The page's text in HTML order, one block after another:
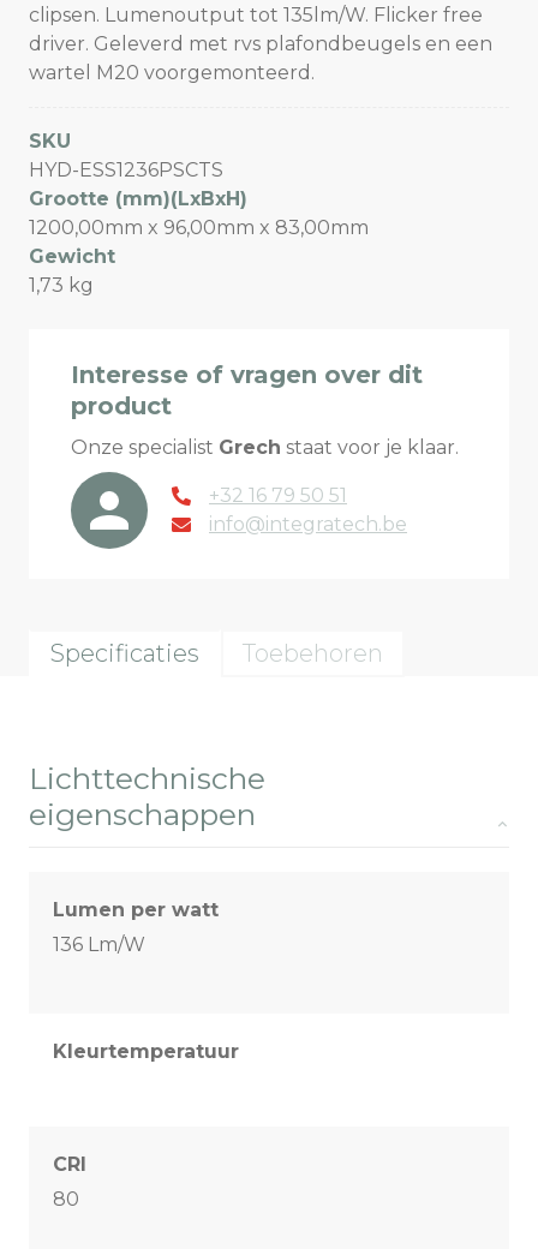
clipsen. Lumenoutput tot 135lm/W. Flicker free
driver. Geleverd met rvs plafondbeugels en een
wartel M20 voorgemonteerd.
SKU
HYD-ESS1236PSCTS
Grootte (mm)(LxBxH)
1200,00mm x 96,00mm x 83,00mm
Gewicht
1,73 kg
Interesse of vragen over dit
product
Onze specialist Grech staat voor je klaar.
+32 16 79 50 51
info@integratech.be
Specificaties Toebehoren
Lichttechnische
eigenschappen
Lumen per watt
136 Lm/W
Kleurtemperatuur
CRI
80